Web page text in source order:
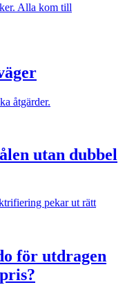
Alla kom till
åtgärder.
utan dubbel
pekar ut rätt
för utdragen